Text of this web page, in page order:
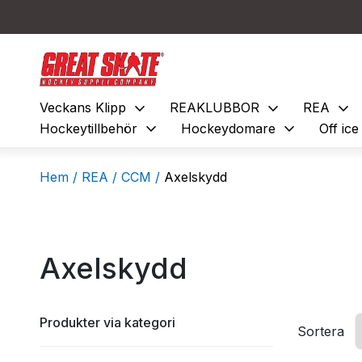
Veckans Klipp expand_more REAKLUBBOR expand_more REA expand_more
Hockeytillbehör expand_more Hockeydomare expand_more Off ice
Hem / REA / CCM / Axelskydd
Axelskydd
Produkter via kategori
Sortera